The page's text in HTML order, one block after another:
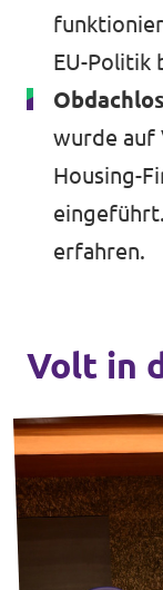
EU-Politik
wurde auf
Housing-
eingeführt.
erfahren.
Volt in